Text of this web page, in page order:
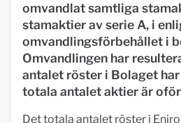
omvandlat samtliga
stamaktier av serie A, i
omvandlingsförbehållet i
Omvandlingen har
antalet röster i Bolaget
totala antalet aktier är
Det totala antalet röster i